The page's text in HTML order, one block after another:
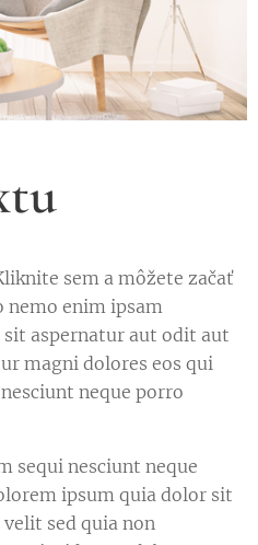
sem a môžete začať
nemo enim ipsam
aspernatur aut odit aut
magni dolores eos qui
neque porro
sequi nesciunt neque
ipsum quia dolor sit
sed quia non